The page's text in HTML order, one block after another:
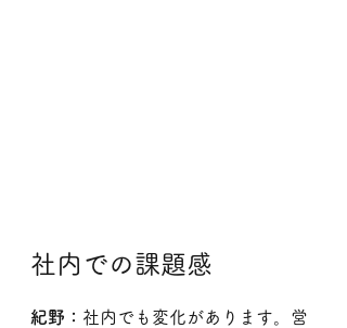
社内での課題感
紀野： 社内でも変化があります。営